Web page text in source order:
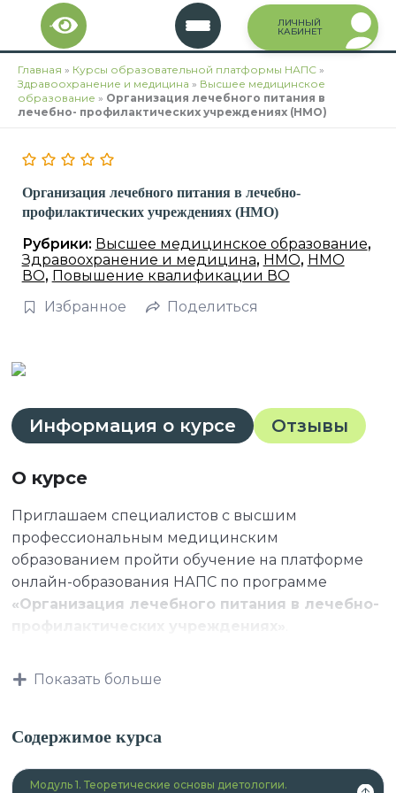
Перейти
содержимому
ЛИЧНЫЙ
КАБИНЕТ
Главная » Курсы образовательной платформы НАПС »
Здравоохранение и медицина » Высшее медицинское
образование » Организация лечебного питания в
лечебно- профилактических учреждениях (НМО)
Организация лечебного питания в лечебно-
профилактических учреждениях (НМО)
Рубрики: Высшее медицинское образование,
Здравоохранение и медицина, НМО, НМО
ВО, Повышение квалификации ВО
Избранное
Поделиться
Информация о курсе Отзывы
О курсе
Приглашаем специалистов с высшим
профессиональным медицинским
образованием пройти обучение на платформе
онлайн-образования НАПС по программе
«Организация лечебного питания в лечебно-
Показать больше
Содержимое курса
Модуль 1. Теоретические основы диетологии.